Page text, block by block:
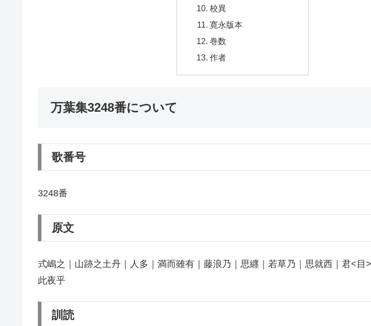
校異
寛永版本
巻数
作者
万葉集3248番について
歌番号
3248番
原文
式嶋之｜山跡之土丹｜人多｜満而雖有｜藤浪乃｜思纒｜若草乃｜思就西｜君<目
此夜乎
訓読